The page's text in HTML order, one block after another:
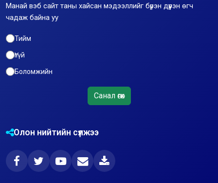
Манай вэб сайт таны хайсан мэдээллийг бүрэн дүүрэн өгч
чадаж байна уу
Тийм
Үгүй
Боломжийн
Санал өгөх
Олон нийтийн сүлжээ